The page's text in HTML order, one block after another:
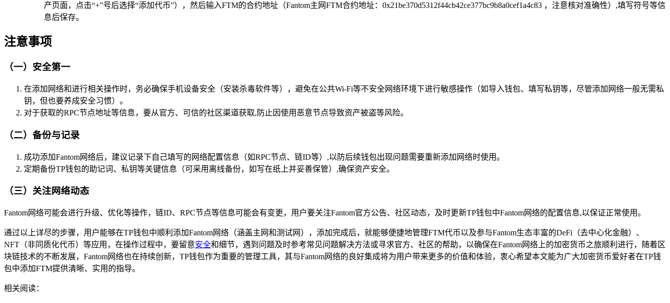
产页面，点击“+”号后选择“添加代币”），然后输入FTM的合约地址（Fantom主网FTM合约地址：0x21be370d5312f44cb42ce377bc9b8a0cef1a4c83 ，注意核对准确性）,填写符号等信
息后保存。
注意事项
（一）安全第一
在添加网络和进行相关操作时，务必确保手机设备安全（安装杀毒软件等），避免在公共Wi-Fi等不安全网络环境下进行敏感操作（如导入钱包、填写私钥等，尽管添加网络一般无需私
钥，但也要养成安全习惯）。
对于获取的RPC节点地址等信息，要从官方、可信的社区渠道获取,防止因使用恶意节点导致资产被盗等风险。
（二）备份与记录
成功添加Fantom网络后，建议记录下自己填写的网络配置信息（如RPC节点、链ID等）,以防后续钱包出现问题需要重新添加网络时使用。
定期备份TP钱包的助记词、私钥等关键信息（可采用离线备份，如写在纸上并妥善保管）,确保资产安全。
（三）关注网络动态
Fantom网络可能会进行升级、优化等操作，链ID、RPC节点等信息可能会有变更，用户要关注Fantom官方公告、社区动态，及时更新TP钱包中Fantom网络的配置信息,以保证正常使用。
通过以上详尽的步骤，用户能够在TP钱包中顺利添加Fantom网络（涵盖主网和测试网），添加完成后，就能够便捷地管理FTM代币以及参与Fantom生态丰富的DeFi（去中心化金融）、
NFT（非同质化代币）等应用，在操作过程中，要留意安全和细节，遇到问题及时参考常见问题解决方法或寻求官方、社区的帮助，以确保在Fantom网络上的加密货币之旅顺利进行，随着区
块链技术的不断发展，Fantom网络也在持续创新，TP钱包作为重要的管理工具，其与Fantom网络的良好集成将为用户带来更多的价值和体验，衷心希望本文能为广大加密货币爱好者在TP钱
包中添加FTM提供清晰、实用的指导。
相关阅读：